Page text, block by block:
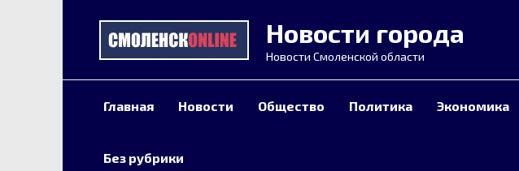
Новости города
Новости Смоленской области
Главная Новости Общество Политика Экономика
Без рубрики